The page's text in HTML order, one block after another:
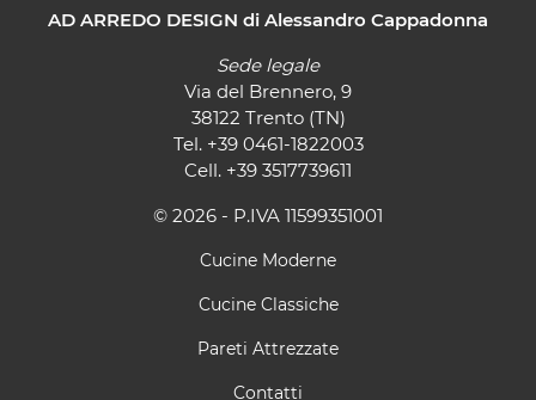
AD ARREDO DESIGN di Alessandro Cappadonna
Sede legale
Via del Brennero, 9
38122 Trento (TN)
Tel. +39 0461-1822003
Cell. +39 3517739611
© 2026 - P.IVA 11599351001
Cucine Moderne
Cucine Classiche
Pareti Attrezzate
Contatti